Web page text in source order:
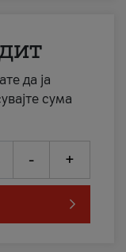
да ја
сума
- +